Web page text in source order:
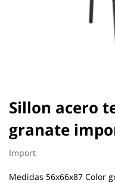
Sillon acero
granate
Import
Medidas 56x66x87 Color
Saltar
al
comienzo
de
la
galería
de